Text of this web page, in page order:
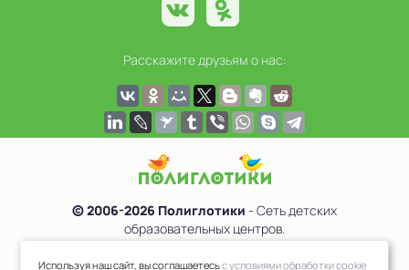
Расскажите друзьям о нас:
© 2006-2026 Полиглотики - Сеть детских
образовательных центров.
Используя наш сайт, вы соглашаетесьс условиями обработки cookie